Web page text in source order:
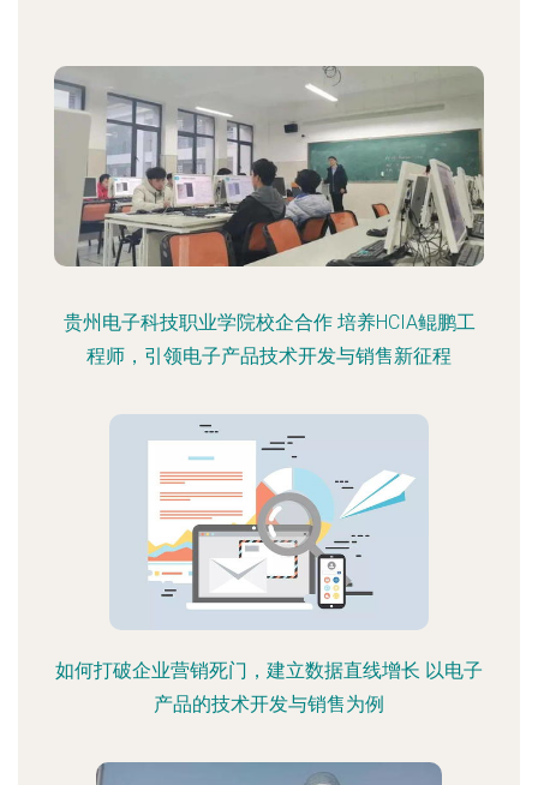
贵州电子科技职业学院校企合作 培养HCIA鲲鹏工
程师，引领电子产品技术开发与销售新征程
如何打破企业营销死门，建立数据直线增长 以电子
产品的技术开发与销售为例